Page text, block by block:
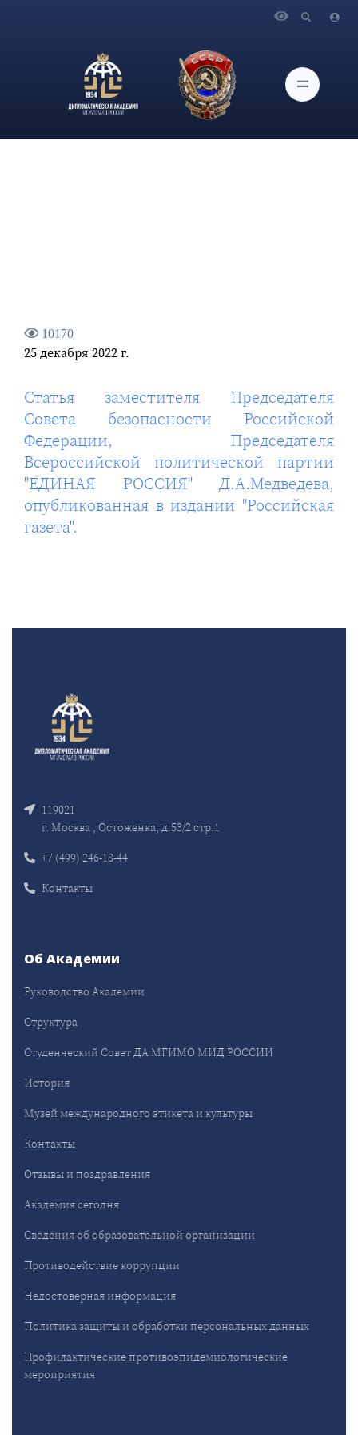
Российской Федерации, Председателя Всероссийской
политической партии "ЕДИНАЯ РОССИЯ" Д.А.Медведева
10170
25 декабря 2022 г.
Статья заместителя Председателя
Совета безопасности Российской
Федерации, Председателя
Всероссийской политической партии
"ЕДИНАЯ РОССИЯ" Д.А.Медведева,
опубликованная в издании "Российская
газета".
119021
г. Москва , Остоженка, д.53/2 стр.1
+7 (499) 246-18-44
Контакты
Об Академии
Руководство Академии
Структура
Студенческий Совет ДА МГИМО МИД РОССИИ
История
Музей международного этикета и культуры
Контакты
Отзывы и поздравления
Академия сегодня
Сведения об образовательной организации
Противодействие коррупции
Недостоверная информация
Политика защиты и обработки персональных данных
Профилактические противоэпидемиологические
мероприятия